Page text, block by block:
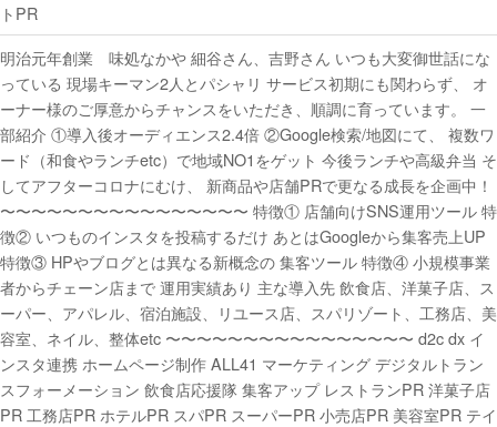
トPR
明治元年創業 味処なかや 細谷さん、吉野さん いつも大変御世話にな
っている 現場キーマン2人とパシャリ サービス初期にも関わらず、 オ
ーナー様のご厚意からチャンスをいただき、順調に育っています。 一
部紹介 ①導入後オーディエンス2.4倍 ②Google検索/地図にて、 複数ワ
ード（和食やランチetc）で地域NO1をゲット 今後ランチや高級弁当 そ
してアフターコロナにむけ、 新商品や店舗PRで更なる成長を企画中！
〜〜〜〜〜〜〜〜〜〜〜〜〜〜〜〜 特徴① 店舗向けSNS運用ツール 特
徴② いつものインスタを投稿するだけ あとはGoogleから集客売上UP
特徴③ HPやブログとは異なる新概念の 集客ツール 特徴④ 小規模事業
者からチェーン店まで 運用実績あり 主な導入先 飲食店、洋菓子店、ス
ーパー、アパレル、宿泊施設、リユース店、スパリゾート、工務店、美
容室、ネイル、整体etc 〜〜〜〜〜〜〜〜〜〜〜〜〜〜〜〜 d2c dx イ
ンスタ連携 ホームページ制作 ALL41 マーケティング デジタルトラン
スフォーメーション 飲食店応援隊 集客アップ レストランPR 洋菓子店
PR 工務店PR ホテルPR スパPR スーパーPR 小売店PR 美容室PR テイ